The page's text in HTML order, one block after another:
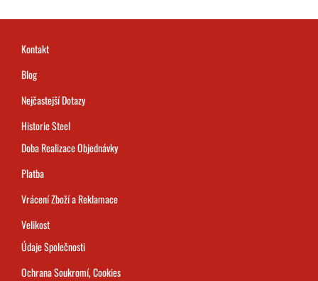
Kontakt
Blog
Nejčastejší Dotazy
Historie Steel
Doba Realizace Objednávky
Platba
Vrácení Zboží a Reklamace
Velikost
Údaje Společnosti
Ochrana Soukromí, Cookies